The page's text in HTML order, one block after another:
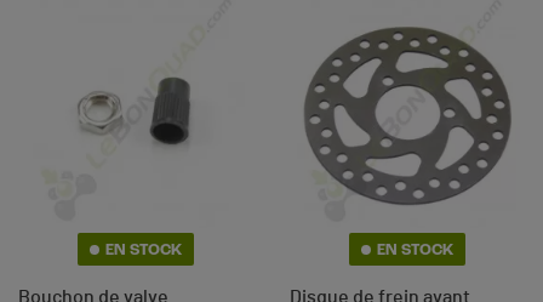
EN STOCK
Bouchon de valve
EN STOCK
Disque de frein avant